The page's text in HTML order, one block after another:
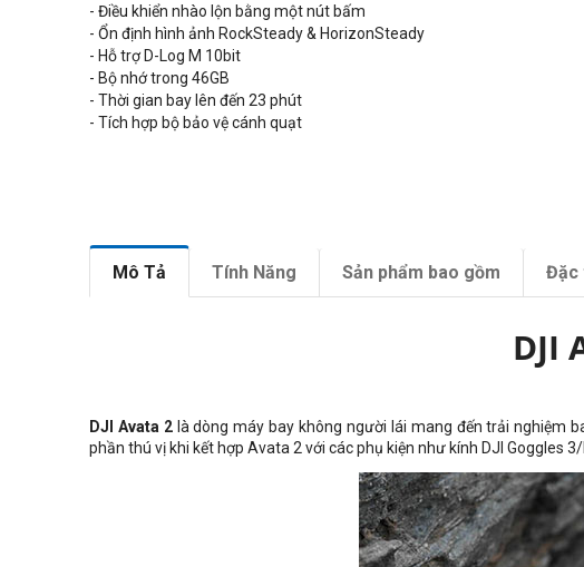
- Điều khiển nhào lộn bằng một nút bấm
- Ổn định hình ảnh RockSteady & HorizonSteady
- Hỗ trợ D-Log M 10bit
- Bộ nhớ trong 46GB
- Thời gian bay lên đến 23 phút
- Tích hợp bộ bảo vệ cánh quạt
Mô Tả Tính Năng Sản phẩm bao gồm Đặc
DJI
DJI Avata 2là dòng máy bay không người lái mang đến trải nghiệm
phần thú vị khi kết hợp Avata 2 với các phụ kiện như kính DJI Goggles